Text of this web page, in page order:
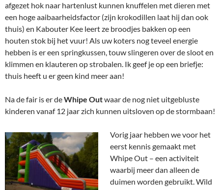
afgezet hok naar hartenlust kunnen knuffelen met dieren met
een hoge aaibaarheidsfactor (zijn krokodillen laat hij dan ook
thuis) en Kabouter Kee leert ze broodjes bakken op een
houten stok bij het vuur! Als uw koters nog teveel energie
hebben is er een springkussen, touw slingeren over de sloot en
klimmen en klauteren op strobalen. Ik geef je op een briefje:
thuis heeft u er geen kind meer aan!
Na de fair is er deWhipe Outwaar de nog niet uitgebluste
kinderen vanaf 12 jaar zich kunnen uitsloven op de stormbaan!
Vorig jaar hebben we voor het
eerst kennis gemaakt met
Whipe Out – een activiteit
waarbij meer dan alleen de
duimen worden gebruikt. Wild